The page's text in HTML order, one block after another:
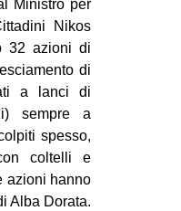
Ministro per
Nikos
32 azioni di
di
a lanci di
sempre a
spesso,
coltelli e
azioni hanno
Alba Dorata.